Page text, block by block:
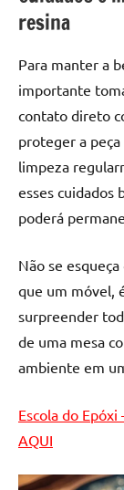
resinada
qualidade,
como
as
populares
e
de
tampinhas
resinadas.
resina
Para manter a
importante
contato direto
proteger a
limpeza
esses cuidados
poderá
Não se
que um móvel,
surpreender
de uma mesa
ambiente em
Escola do Epóxi
AQUI